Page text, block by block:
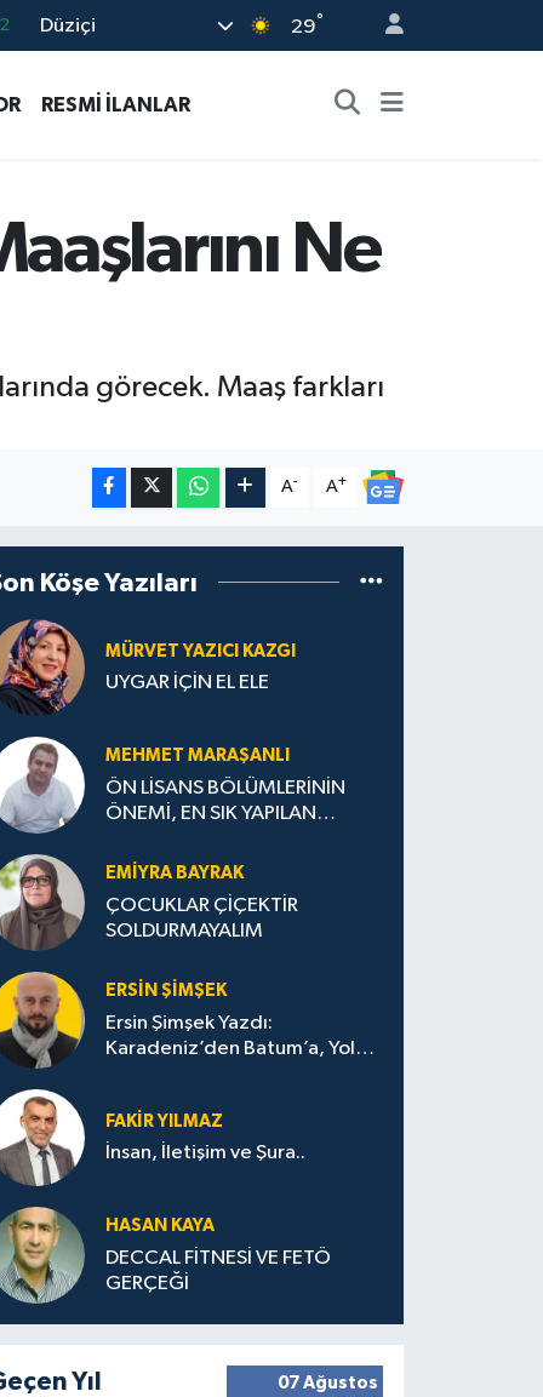
Düziçi 29°
RESMİ İLANLAR
Ne
görecek. Maaş farkları
A- A+
Köşe Yazıları
MÜRVET YAZICI KAZGI
UYGAR İÇİN EL ELE
MEHMET MARAŞANLI
ÖN LİSANS BÖLÜMLERİNİN
ÖNEMİ, EN SIK YAPILAN
STRATEJİLERİ
EMIYRA BAYRAK
ÇOCUKLAR ÇİÇEKTİR
SOLDURMAYALIM
ERSIN ŞIMŞEK
Ersin Şimşek Yazdı:
Karadeniz’den Batum’a, Yolun
FAKIR YILMAZ
İnsan, İletişim ve Şura..
HASAN KAYA
DECCAL FİTNESİ VE FETÖ
GERÇEĞİ
Yıl
07 Ağustos